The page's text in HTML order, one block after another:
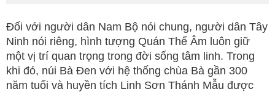
Đối với người dân Nam Bộ nói chung, người dân Tây
Ninh nói riêng, hình tượng Quán Thế Âm luôn giữ
một vị trí quan trọng trong đời sống tâm linh. Trong
khi đó, núi Bà Đen với hệ thống chùa Bà gần 300
năm tuổi và huyền tích Linh Sơn Thánh Mẫu được